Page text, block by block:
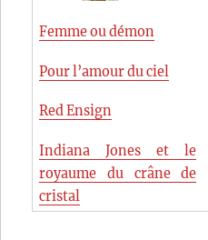
Femme ou démon
Pour l’amour du ciel
Red Ensign
Indiana Jones et le
royaume du crâne de
cristal